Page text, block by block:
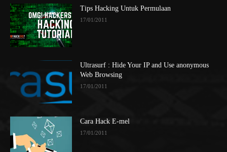
Tips Hacking Untuk Permulaan
17/01/2011
Ultrasurf : Hide Your IP and Use anonymous
Web Browsing
17/01/2011
Cara Hack E-mel
17/01/2011